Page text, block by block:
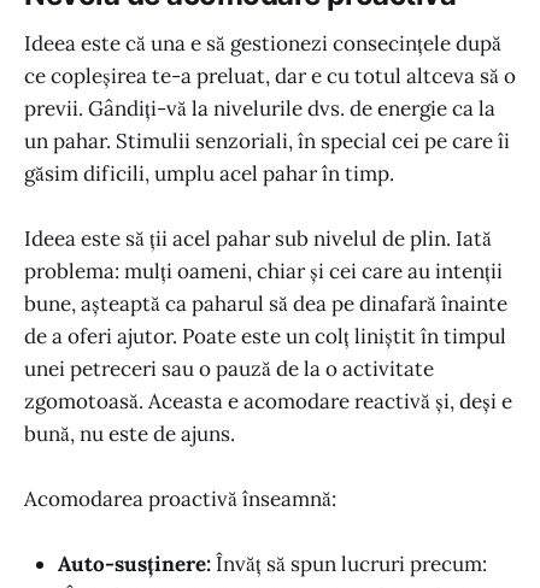
Ideea este că una e să gestionezi consecințele după
ce copleșirea te-a preluat, dar e cu totul altceva să o
previi. Gândiți-vă la nivelurile dvs. de energie ca la
un pahar. Stimulii senzoriali, în special cei pe care îi
găsim dificili, umplu acel pahar în timp.
Ideea este să ții acel pahar sub nivelul de plin. Iată
problema: mulți oameni, chiar și cei care au intenții
bune, așteaptă ca paharul să dea pe dinafară înainte
de a oferi ajutor. Poate este un colț liniștit în timpul
unei petreceri sau o pauză de la o activitate
zgomotoasă. Aceasta e acomodare reactivă și, deși e
bună, nu este de ajuns.
Acomodarea proactivă înseamnă:
Auto-susținere:Învăț să spun lucruri precum: